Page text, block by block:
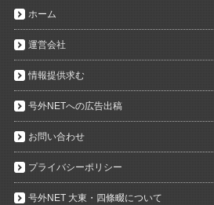
ホーム
運営会社
情報提供求む
号外NETへの広告出稿
お問い合わせ
プライバシーポリシー
号外NET 大東・四條畷について